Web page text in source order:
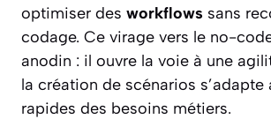
optimiser des workflows sans
codage. Ce virage vers le no-
anodin : il ouvre la voie à une
la création de scénarios s’adapte
rapides des besoins métiers.